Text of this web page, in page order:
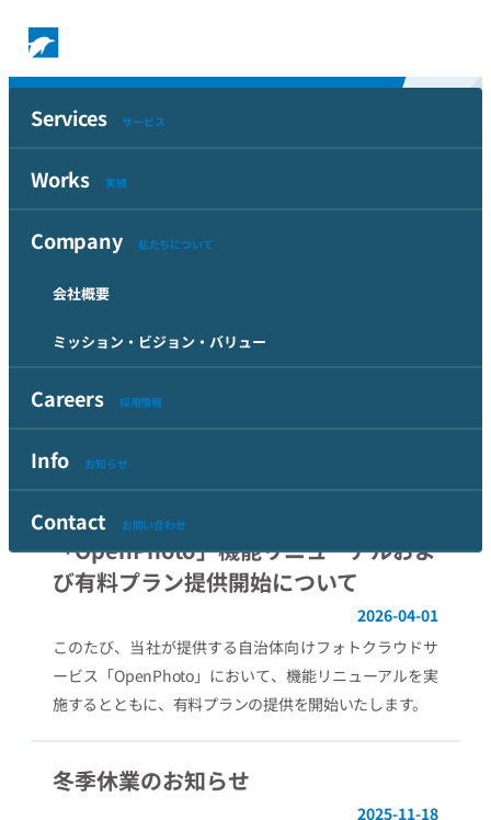
Services サービス
Works 実績
Company 私たちについて
会社概要
ミッション・ビジョン・バリュー
Careers 採用情報
Info お知らせ
Contact お問い合わせ
Info お知らせ
Top
お知らせカテゴリーの記事一覧
ます。 休業中はご不便をおかけしますが、よろしくお願
フォトクラウドサービス
「OpenPhoto」機能リニューアルおよ
び有料プラン提供開始について
このたび、当社が提供する自治体向けフォトクラウドサ
ービス「OpenPhoto」において、機能リニューアルを実
施するとともに、有料プランの提供を開始いたします。
2026-04-01
冬季休業のお知らせ
2025-11-18